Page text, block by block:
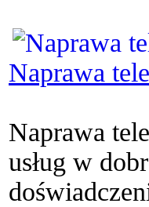
Naprawa
Naprawa
usług w